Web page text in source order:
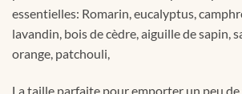
essentielles: Romarin, eucalyptus,
lavandin, bois de cèdre, aiguille de sapin,
orange, patchouli,
La taille parfaite pour emporter un peu